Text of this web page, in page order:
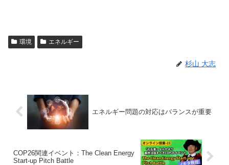
環境 エネルギー
杉山 大志
エネルギー問題の対応はバランスが重要
COP26関連イベント：The Clean Energy
Start-up Pitch Battle